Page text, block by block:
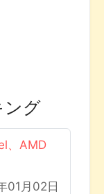
ング
、AMD
01月02日